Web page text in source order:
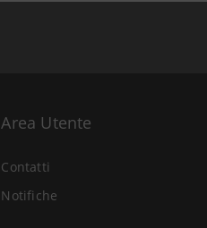
Area Utente
Contatti
Notifiche